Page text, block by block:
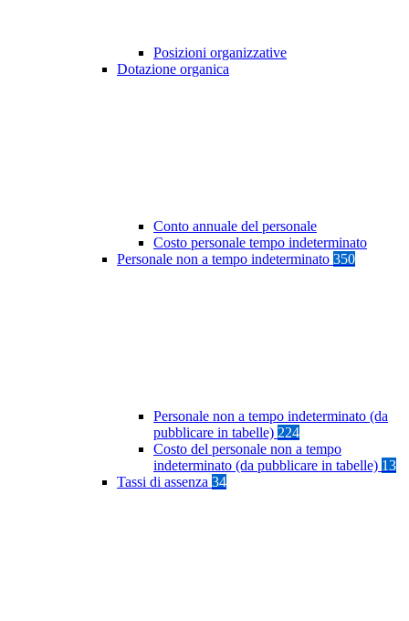
Posizioni organizzative
Dotazione organica
Conto annuale del personale
Costo personale tempo indeterminato
Personale non a tempo indeterminato 350
Personale non a tempo indeterminato (da
pubblicare in tabelle) 224
Costo del personale non a tempo
indeterminato (da pubblicare in tabelle) 13
Tassi di assenza 34